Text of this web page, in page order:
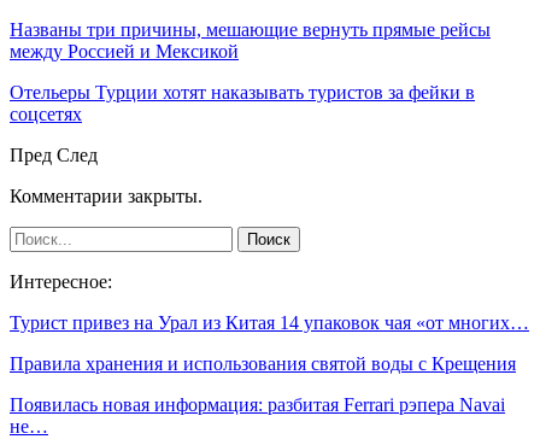
Названы три причины, мешающие вернуть прямые рейсы
между Россией и Мексикой
Отельеры Турции хотят наказывать туристов за фейки в
соцсетях
Пред След
Комментарии закрыты.
Интересное:
Турист привез на Урал из Китая 14 упаковок чая «от многих…
Правила хранения и использования святой воды с Крещения
Появилась новая информация: разбитая Ferrari рэпера Navai
не…